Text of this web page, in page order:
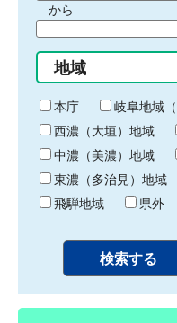
間
始
り
から
間
終
わ
り
地域
本庁
岐阜地域（
西濃（大垣）地域
中濃（美濃）地域
東濃（多治見）地域
飛騨地域
県外